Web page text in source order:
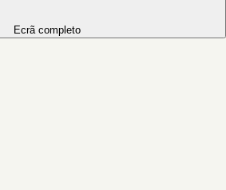
Ecrã completo